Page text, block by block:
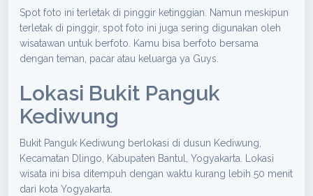
Spot foto ini terletak di pinggir ketinggian. Namun meskipun
terletak di pinggir, spot foto ini juga sering digunakan oleh
wisatawan untuk berfoto. Kamu bisa berfoto bersama
dengan teman, pacar atau keluarga ya Guys.
Lokasi Bukit Panguk
Kediwung
Bukit Panguk Kediwung berlokasi di dusun Kediwung,
Kecamatan Dlingo, Kabupaten Bantul, Yogyakarta. Lokasi
wisata ini bisa ditempuh dengan waktu kurang lebih 50 menit
dari kota Yogyakarta.